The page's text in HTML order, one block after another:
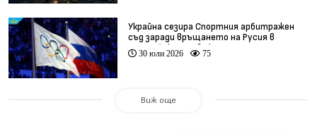
Украйна сезира Спортния арбитражен
съд заради връщането на Русия в
олимпийското движение
30 юли 2026 75
Виж още